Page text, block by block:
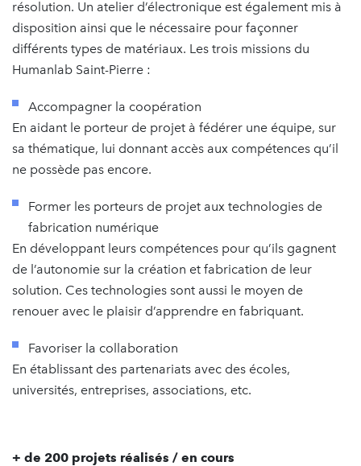
résolution. Un atelier d’électronique est également mis à
disposition ainsi que le nécessaire pour façonner
différents types de matériaux. Les trois missions du
Humanlab Saint-Pierre :
Accompagner la coopération
En aidant le porteur de projet à fédérer une équipe, sur
sa thématique, lui donnant accès aux compétences qu’il
ne possède pas encore.
Former les porteurs de projet aux technologies de
fabrication numérique
En développant leurs compétences pour qu’ils gagnent
de l’autonomie sur la création et fabrication de leur
solution. Ces technologies sont aussi le moyen de
renouer avec le plaisir d’apprendre en fabriquant.
Favoriser la collaboration
En établissant des partenariats avec des écoles,
universités, entreprises, associations, etc.
+ de 200 projets réalisés / en cours